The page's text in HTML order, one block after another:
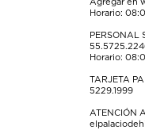
Agregar en
Horario:
PERSONAL
Horario:
TARJETA
5229.1999
ATENCIÓN